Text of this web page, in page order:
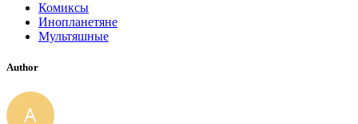
Комиксы
Инопланетяне
Мультяшные
Author